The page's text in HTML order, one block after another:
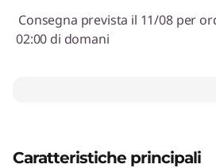
Consegna prevista il 11/08 per
02:00 di domani
Caratteristiche principali